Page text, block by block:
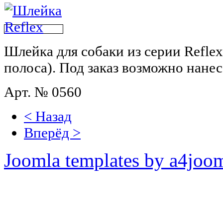
Шлейка для собаки из серии
полоса). Под заказ возможно
Арт. № 0560
< Назад
Вперёд >
Joomla templates by